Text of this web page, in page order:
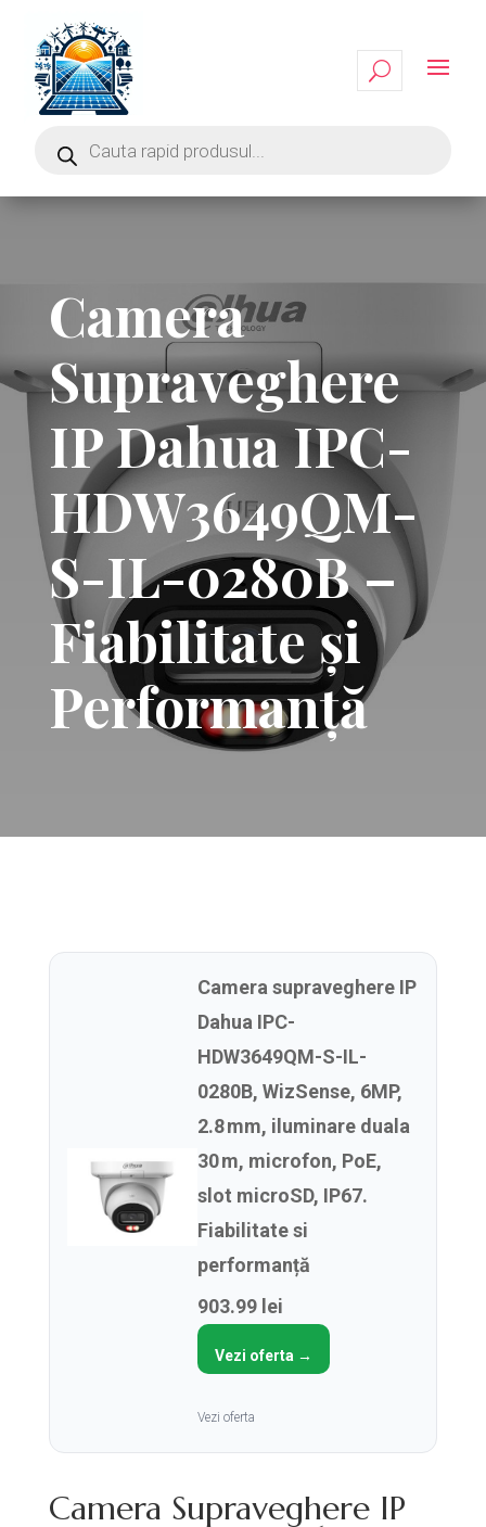
Camera
Supraveghere
IP Dahua IPC-
HDW3649QM-
S-IL-0280B –
Fiabilitate și
Performanță
Camera supraveghere IP
Dahua IPC-
HDW3649QM-S-IL-
0280B, WizSense, 6MP,
2.8 mm, iluminare duala
30 m, microfon, PoE,
slot microSD, IP67.
Fiabilitate si
performanță
903.99 lei
Vezi oferta →
Vezi oferta
Camera Supraveghere IP